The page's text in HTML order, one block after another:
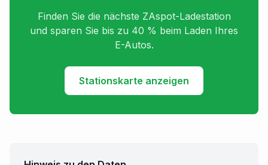
Finden Sie die nächste ZAspot-Ladestation
und sparen Sie bis zu 40 % beim Laden Ihres
E-Autos.
Stationskarte anzeigen